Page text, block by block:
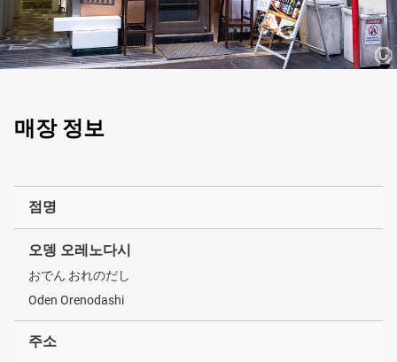
매장 정보
점명
오뎅 오레노다시
おでん おれのだし
Oden Orenodashi
주소